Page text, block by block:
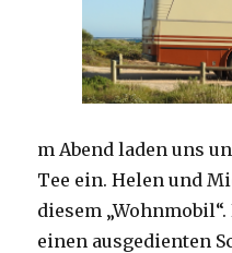
m Abend laden uns
Tee ein. Helen und
diesem
einen ausgedienten